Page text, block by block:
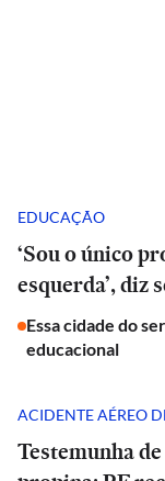
EDUCAÇÃO
‘Sou o único
esquerda’, diz
Essa cidade do
educacional
ACIDENTE AÉREO
Testemunha